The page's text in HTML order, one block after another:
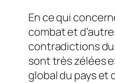
En ce qui
combat et
contradictions du
sont très zélées
global du pays